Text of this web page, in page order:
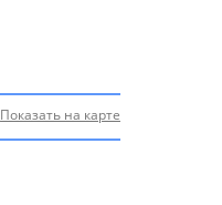
Показать на карте